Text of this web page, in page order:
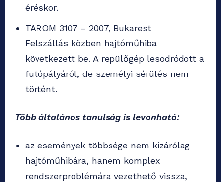
éréskor.
TAROM 3107 – 2007, Bukarest
Felszállás közben hajtóműhiba
következett be. A repülőgép lesodródott a
futópályáról, de személyi sérülés nem
történt.
Több általános tanulság is levonható:
az események többsége nem kizárólag
hajtóműhibára, hanem komplex
rendszerproblémára vezethető vissza,